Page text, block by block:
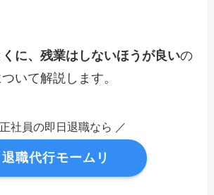
に、残業はしないほうが良いの
いて解説します。
社員の即日退職なら ／
退職代行モームリ